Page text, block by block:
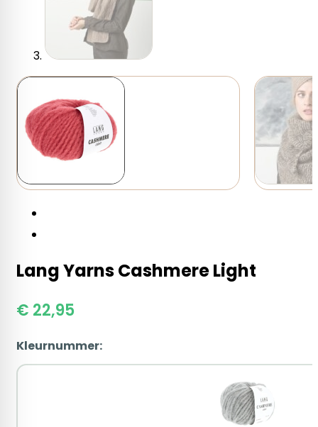
Lang Yarns Cashmere Light
€ 22,95
Kleurnummer: